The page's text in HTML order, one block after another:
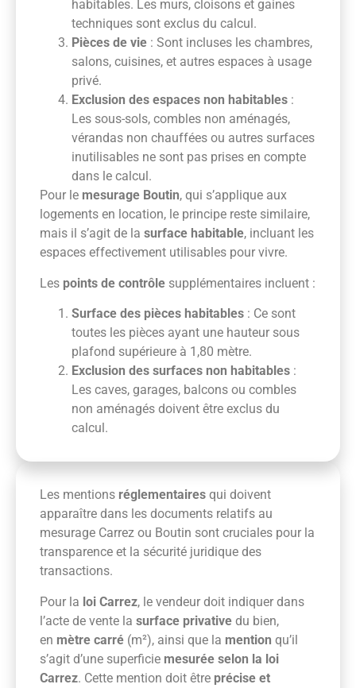
habitables. Les murs, cloisons et gaines
techniques sont exclus du calcul.
Pièces de vie : Sont incluses les chambres,
salons, cuisines, et autres espaces à usage
privé.
Exclusion des espaces non habitables :
Les sous-sols, combles non aménagés,
vérandas non chauffées ou autres surfaces
inutilisables ne sont pas prises en compte
dans le calcul.
Pour le mesurage Boutin, qui s’applique aux
logements en location, le principe reste similaire,
mais il s’agit de la surface habitable, incluant les
espaces effectivement utilisables pour vivre.
Les points de contrôle supplémentaires incluent :
Surface des pièces habitables : Ce sont
toutes les pièces ayant une hauteur sous
plafond supérieure à 1,80 mètre.
Exclusion des surfaces non habitables :
Les caves, garages, balcons ou combles
non aménagés doivent être exclus du
calcul.
Les mentions réglementaires qui doivent
apparaître dans les documents relatifs au
mesurage Carrez ou Boutin sont cruciales pour la
transparence et la sécurité juridique des
transactions.
Pour la loi Carrez, le vendeur doit indiquer dans
l’acte de vente la surface privative du bien,
en mètre carré (m²), ainsi que la mention qu’il
s’agit d’une superficie mesurée selon la loi
Carrez. Cette mention doit être précise et